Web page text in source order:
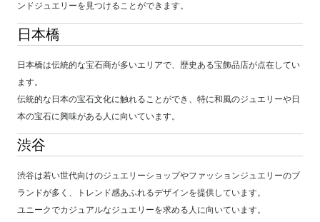
ンドジュエリーを見つけることができます。
日本橋
日本橋は伝統的な宝石商が多いエリアで、歴史ある宝飾品店が点在してい
ます。
伝統的な日本の宝石文化に触れることができ、特に和風のジュエリーや日
本の宝石に興味がある人に向いています。
渋谷
渋谷は若い世代向けのジュエリーショップやファッションジュエリーのブ
ランドが多く、トレンド感あふれるデザインを提供しています。
ユニークでカジュアルなジュエリーを求める人に向いています。